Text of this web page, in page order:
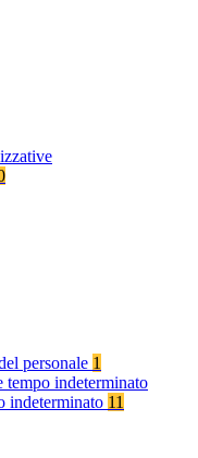
personale 1
tempo indeterminato
indeterminato 11